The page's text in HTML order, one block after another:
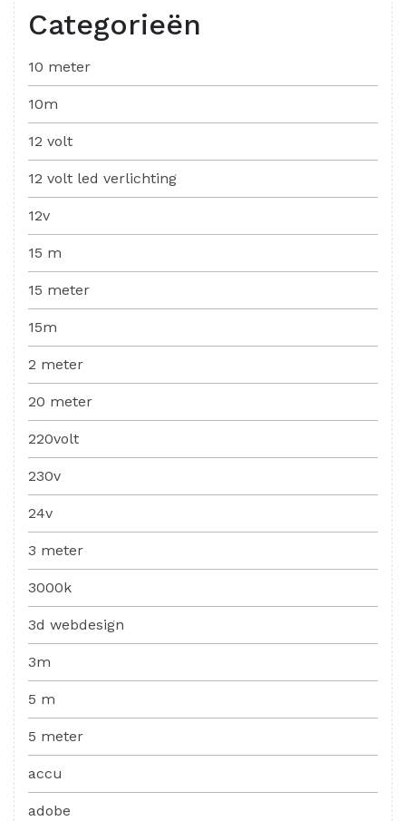
Categorieën
10 meter
10m
12 volt
12 volt led verlichting
12v
15 m
15 meter
15m
2 meter
20 meter
220volt
230v
24v
3 meter
3000k
3d webdesign
3m
5 m
5 meter
accu
adobe